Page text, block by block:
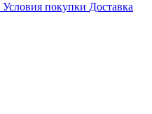
Условия покупки Доставка